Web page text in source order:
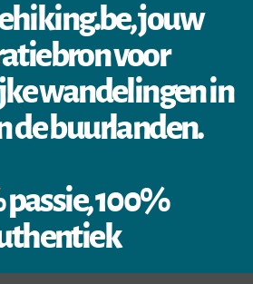
jouw
voor
wandelingen in
de buurlanden.
100%